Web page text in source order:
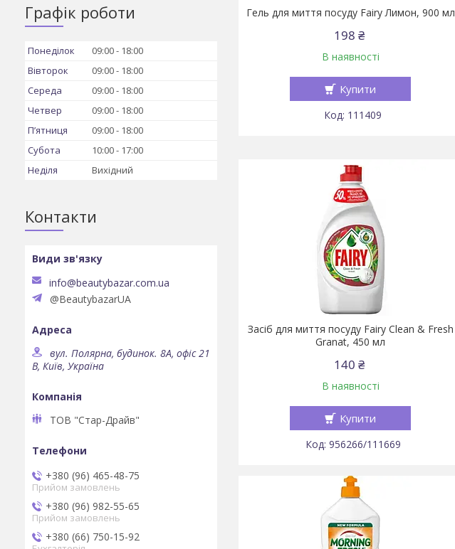
Гель для миття посуду Fairy Лимон, 900 мл
198 ₴
В наявності
Купити
111409
Засіб для миття посуду Fairy Clean & Fresh
Granat, 450 мл
140 ₴
В наявності
Купити
956266/111669
Графік роботи
Понеділок 09:00
18:00
Вівторок
09:00
18:00
Середа
09:00
18:00
Четвер
09:00
18:00
Пʼятниця
09:00
18:00
Субота
10:00
17:00
Неділя
Вихідний
Контакти
info@beautybazar.com.ua
@BeautybazarUA
вул. Полярна, будинок. 8А, офіс 21
В, Київ, Україна
ТОВ "Стар-Драйв"
+380 (96) 465-48-75
Прийом замовлень
+380 (96) 982-55-65
Прийом замовлень
+380 (66) 750-15-92